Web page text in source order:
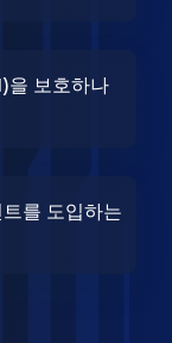
을 보호하나
를 도입하는